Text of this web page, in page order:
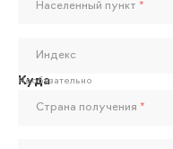
Населенный пункт *
Индекс
Необязательно
Куда
Страна получения *